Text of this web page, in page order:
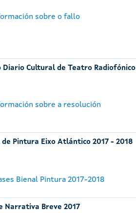
sobre o fallo
Diario Cultural de Teatro Radiofónico
sobre a resolución
de Pintura Eixo Atlántico 2017 - 2018
Bienal Pintura 2017-2018
Narrativa Breve 2017